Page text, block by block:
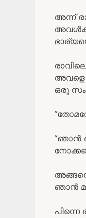
അന്ന്
അവളെ
ഒരു
“ഞാൻ
ഞാൻ
പിന്നെ